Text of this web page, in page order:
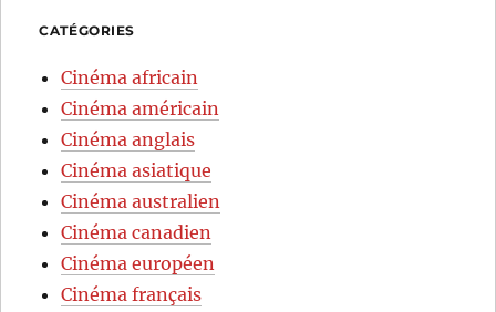
CATÉGORIES
Cinéma africain
Cinéma américain
Cinéma anglais
Cinéma asiatique
Cinéma australien
Cinéma canadien
Cinéma européen
Cinéma français